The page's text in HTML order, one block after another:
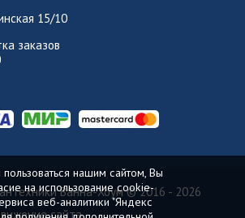
15/10
заказов
Ванна-Хоум© 2016 - 2026
сайта
нашим сайтом, Вы
на использование cookie-
веб-аналитики "Яндекс